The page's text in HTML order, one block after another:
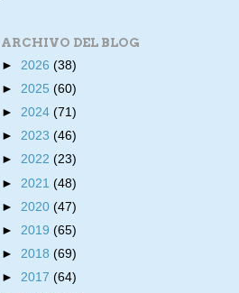
ARCHIVO DEL BLOG
► 2026 (38)
► 2025 (60)
► 2024 (71)
► 2023 (46)
► 2022 (23)
► 2021 (48)
► 2020 (47)
► 2019 (65)
► 2018 (69)
► 2017 (64)